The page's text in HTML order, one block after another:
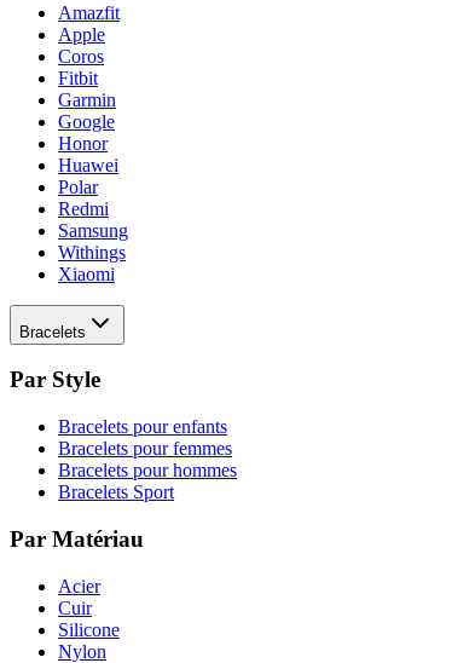
Amazfit
Apple
Coros
Fitbit
Garmin
Google
Honor
Huawei
Polar
Redmi
Samsung
Withings
Xiaomi
Bracelets
Par Style
Bracelets pour enfants
Bracelets pour femmes
Bracelets pour hommes
Bracelets Sport
Par Matériau
Acier
Cuir
Silicone
Nylon